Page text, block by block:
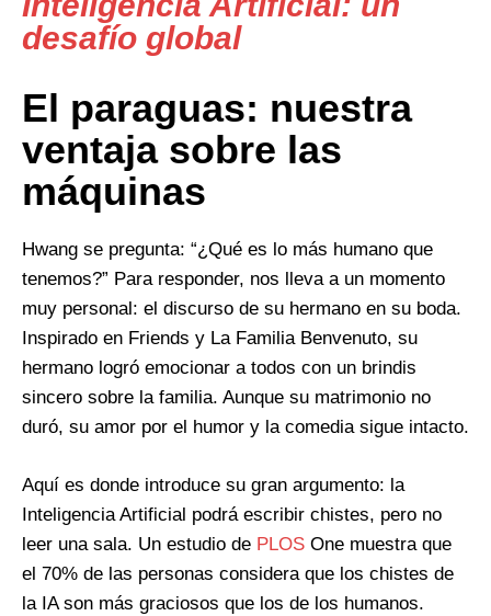
desafío global
El paraguas: nuestra
ventaja sobre las
máquinas
Hwang se pregunta: “¿Qué es lo más humano que
tenemos?” Para responder, nos lleva a un momento
muy personal: el discurso de su hermano en su boda.
Inspirado en Friends y La Familia Benvenuto, su
hermano logró emocionar a todos con un brindis
sincero sobre la familia. Aunque su matrimonio no
duró, su amor por el humor y la comedia sigue intacto.
Aquí es donde introduce su gran argumento: la
Inteligencia Artificial podrá escribir chistes, pero no
leer una sala. Un estudio de PLOS One muestra que
el 70% de las personas considera que los chistes de
la IA son más graciosos que los de los humanos.